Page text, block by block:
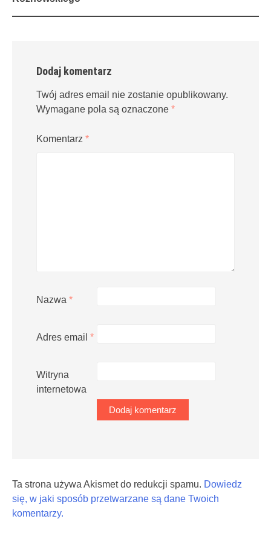
Dodaj komentarz
Twój adres email nie zostanie opublikowany.
Wymagane pola są oznaczone *
Komentarz *
Nazwa *
Adres email *
Witryna
internetowa
Ta strona używa Akismet do redukcji spamu. Dowiedz
się, w jaki sposób przetwarzane są dane Twoich
komentarzy.